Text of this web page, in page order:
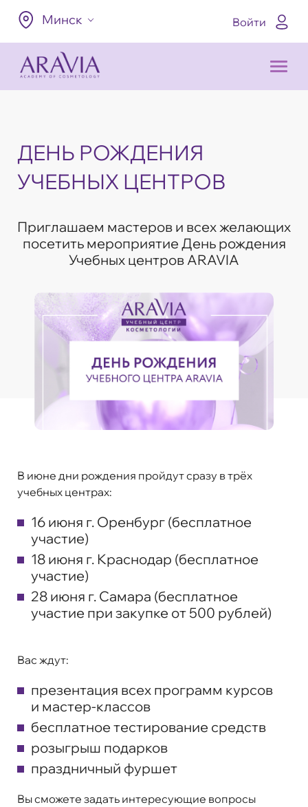
Минск Войти
ДЕНЬ РОЖДЕНИЯ
УЧЕБНЫХ ЦЕНТРОВ
Приглашаем мастеров и всех желающих
посетить мероприятие День рождения
Учебных центров ARAVIA
В июне дни рождения пройдут сразу в трёх
учебных центрах:
16 июня г. Оренбург (бесплатное
участие)
18 июня г. Краснодар (бесплатное
участие)
28 июня г. Самара (бесплатное
участие при закупке от 500 рублей)
Вас ждут:
презентация всех программ курсов
и мастер-классов
бесплатное тестирование средств
розыгрыш подарков
праздничный фуршет
Вы сможете задать интересующие вопросы